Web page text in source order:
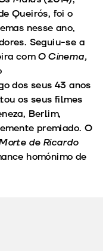
Queirós, foi o
nesse ano,
Seguiu-se a
comO Cinema,
dos seus 43 anos
os seus filmes
Berlim,
premiado. O
de Ricardo
homónimo de